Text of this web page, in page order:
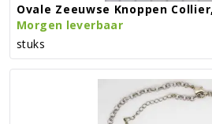
Ovale Zeeuwse Knoppen
Morgen leverbaar
stuks